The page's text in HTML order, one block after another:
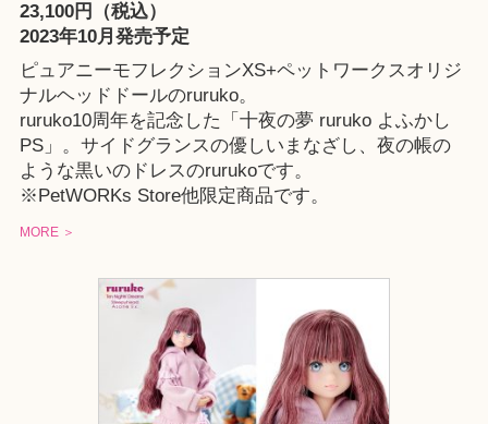
23,100円（税込）
2023年10月発売予定
ピュアニーモフレクションXS+ペットワークスオリジ
ナルヘッドドールのruruko。
ruruko10周年を記念した「十夜の夢 ruruko よふかし
PS」。サイドグランスの優しいまなざし、夜の帳の
ような黒いのドレスのrurukoです。
※ PetWORKs Store他限定商品です。
MORE ＞